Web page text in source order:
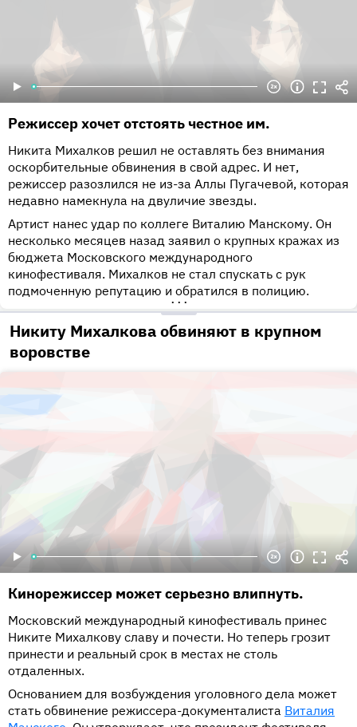
Режиссер хочет отстоять честное им.
Никита Михалков решил не оставлять без внимания
оскорбительные обвинения в свой адрес. И нет,
режиссер разозлился не из-за Аллы Пугачевой, которая
недавно намекнула на двуличие звезды.
Артист нанес удар по коллеге Виталию Манскому. Он
несколько месяцев назад заявил о крупных кражах из
бюджета Московского международного
кинофестиваля. Михалков не стал спускать с рук
подмоченную репутацию и обратился в полицию.
•••
Никиту Михалкова обвиняют в крупном
воровстве
Кинорежиссер может серьезно влипнуть.
Московский международный кинофестиваль принес
Никите Михалкову славу и почести. Но теперь грозит
принести и реальный срок в местах не столь
отдаленных.
Основанием для возбуждения уголовного дела может
стать обвинение режиссера-документалиста Виталия